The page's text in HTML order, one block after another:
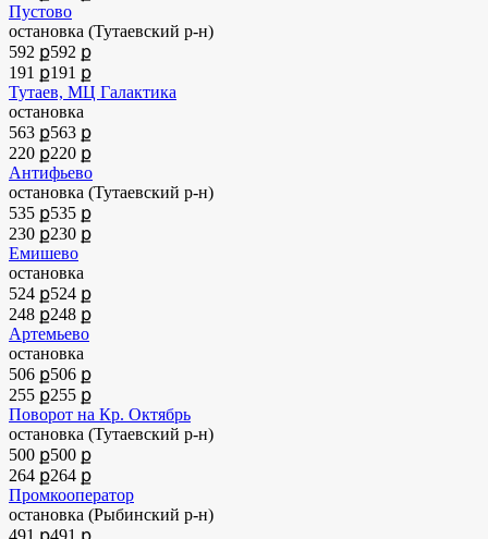
Пустово
остановка (Тутаевский р-н)
592 ք592 ք
191 ք191 ք
Тутаев, МЦ Галактика
остановка
563 ք563 ք
220 ք220 ք
Антифьево
остановка (Тутаевский р-н)
535 ք535 ք
230 ք230 ք
Емишево
остановка
524 ք524 ք
248 ք248 ք
Артемьево
остановка
506 ք506 ք
255 ք255 ք
Поворот на Кр. Октябрь
остановка (Тутаевский р-н)
500 ք500 ք
264 ք264 ք
Промкооператор
остановка (Рыбинский р-н)
491 ք491 ք